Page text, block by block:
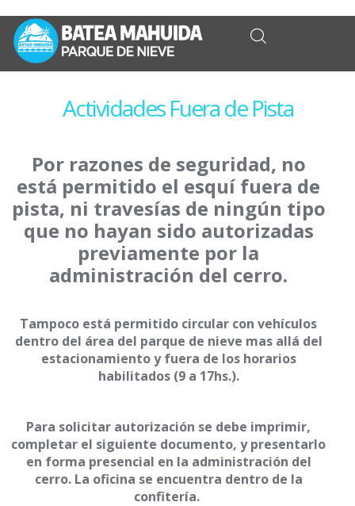
Actividades Fuera de Pista
Por razones de seguridad, no
está permitido el esquí fuera de
pista, ni travesías de ningún tipo
que no hayan sido autorizadas
previamente por la
administración del cerro.
Tampoco está permitido circular con vehículos
dentro del área del parque de nieve mas allá del
estacionamiento y fuera de los horarios
habilitados (9 a 17hs.).
Para solicitar autorización se debe imprimir,
completar el siguiente documento, y presentarlo
en forma presencial en la administración del
cerro. La oficina se encuentra dentro de la
confitería.